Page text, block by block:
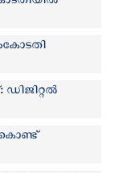
ഡിജിറ്റൽ